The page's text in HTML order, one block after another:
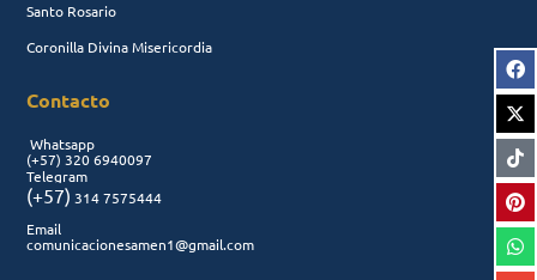
Santo Rosario
Coronilla Divina Misericordia
Contacto
Whatsapp
(+57) 320 6940097
Telegram
(+57) 314 7575444
Email
comunicacionesamen1@gmail.com